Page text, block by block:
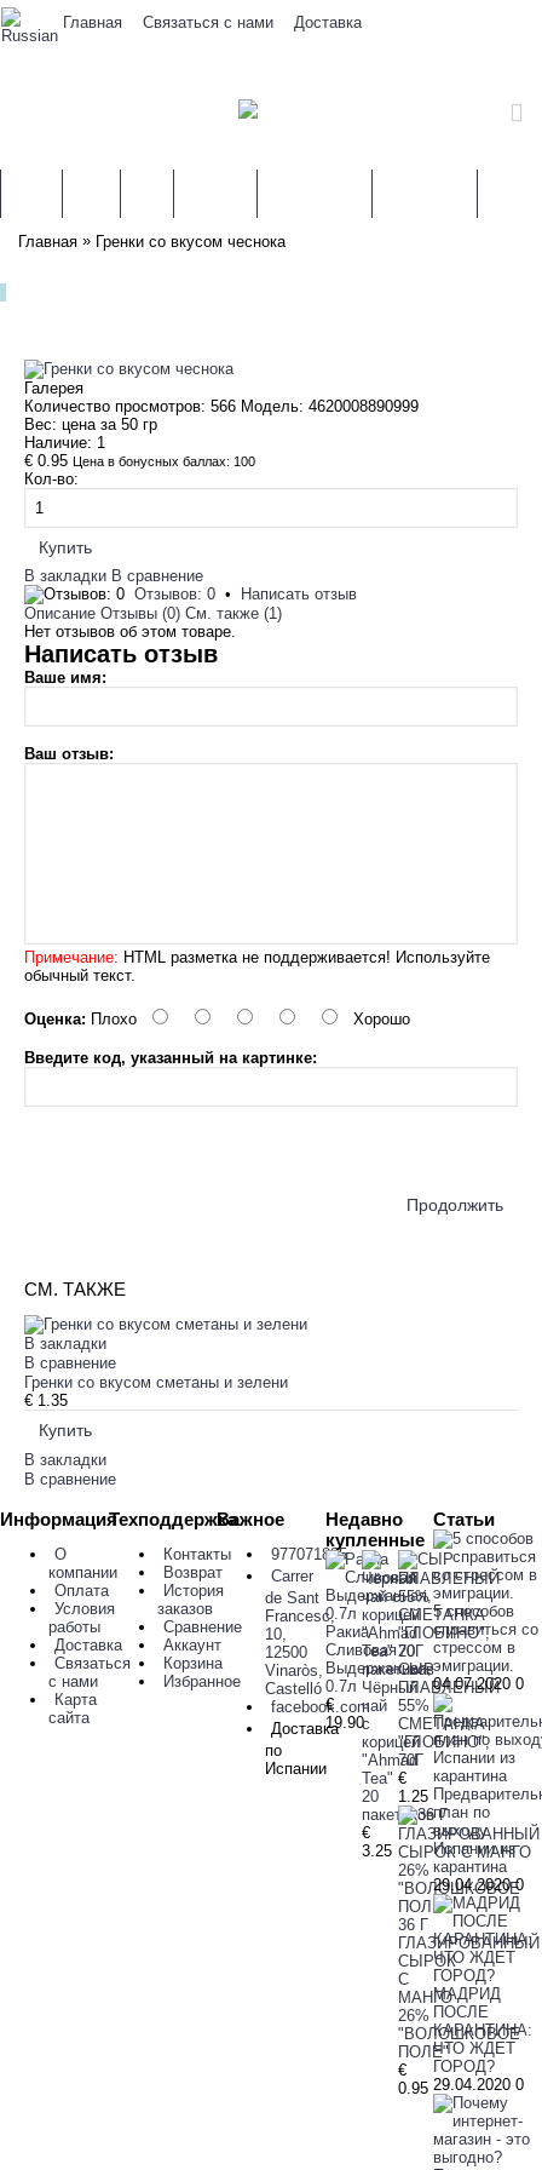
Главная Связаться с нами Доставка
Главная » Гренки со вкусом чеснока
Галерея
Количество просмотров: 566 Модель: 4620008890999
Вес: цена за 50 гр
Наличие: 1
€ 0.95 Цена в бонусных баллах: 100
Кол-во:
Купить
В закладки В сравнение
Отзывов: 0 •
Написать отзыв
Описание Отзывы (0) См. также (1)
Нет отзывов об этом товаре.
Написать отзыв
Ваше имя:
Ваш отзыв:
Примечание: HTML разметка не поддерживается! Используйте
обычный текст.
Оценка: Плохо Хорошо
Введите код, указанный на картинке:
Продолжить
СМ. ТАКЖЕ
В закладки
В сравнение
Гренки со вкусом сметаны и зелени
€ 1.35
Купить
В закладки
В сравнение
Информация
О
компании
Оплата
Условия
работы
Доставка
Связаться
с нами
Карта
сайта
Техподдержка
Контакты
Возврат
История
заказов
Сравнение
Аккаунт
Корзина
Избранное
Важное
977071885
Carrer
de Sant
Francesc,
10,
12500
Vinaròs,
Castelló
facebook.com
Доставка
по
Испании
Недавно
купленные
Ракиа
Сливовая
Выдержанная,
0.7л
€
19.90
Чёрный
чай
с
корицей
"Ahmad
Tea"
20
пакетиков
€
3.25
СЫР
ПЛАВЛЕНЫЙ
55%
СМЕТАНКА
"ГЛОБИНО",
70Г
€
1.25
36 Г
ГЛАЗИРОВАННЫЙ
СЫРОК
С
МАНГО
26%
"ВОЛОШКОВОЕ
ПОЛЕ"
€
0.95
Статьи
5 способов
справиться со
стрессом в
эмиграции.
04.07.2020 0
план по
выходу
Испании из
карантина
29.04.2020 0
МАДРИД
ПОСЛЕ
КАРАНТИНА:
ЧТО ЖДЕТ
ГОРОД?
29.04.2020 0